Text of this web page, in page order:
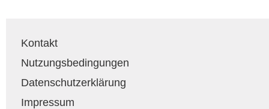
Kontakt
Nutzungsbedingungen
Datenschutzerklärung
Impressum